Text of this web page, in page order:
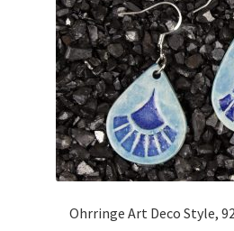
Ohrringe Art Deco Style,